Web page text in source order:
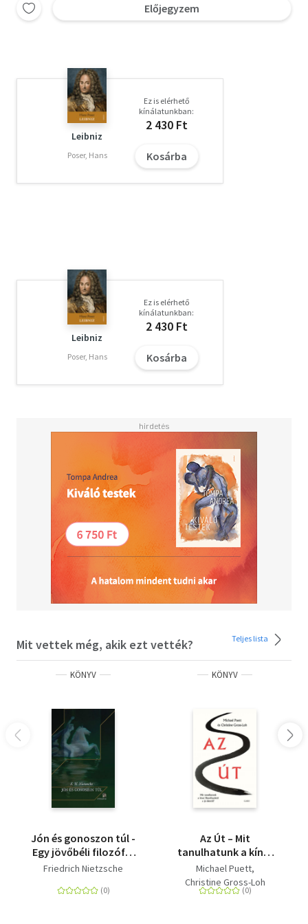
Előjegyzem
Leibniz
Poser, Hans
Ez is elérhető
kínálatunkban:
2 430 Ft
Kosárba
Leibniz
Poser, Hans
Ez is elérhető
kínálatunkban:
2 430 Ft
Kosárba
Mit vettek még, akik ezt vették? Teljes lista
KÖNYV
Jón és gonoszon túl -
Egy jövőbéli filozófia
előjátéka
Friedrich Nietzsche
KÖNYV
Az Út – Mit
tanulhatunk a kínai
filozófusoktól a jó
életről?
Michael Puett
Christine Gross-Loh